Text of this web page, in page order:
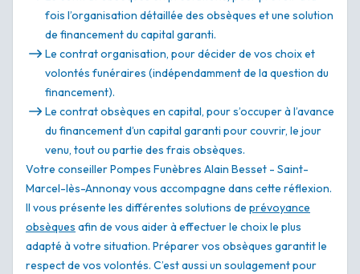
fois l’organisation détaillée des obsèques et une solution
de financement du capital garanti.
Le contrat organisation, pour décider de vos choix et
volontés funéraires (indépendamment de la question du
financement).
Le contrat obsèques en capital, pour s’occuper à l’avance
du financement d’un capital garanti pour couvrir, le jour
venu, tout ou partie des frais obsèques.
Votre conseiller Pompes Funèbres Alain Besset - Saint-
Marcel-lès-Annonay vous accompagne dans cette réflexion.
Il vous présente les différentes solutions de prévoyance
obsèques afin de vous aider à effectuer le choix le plus
adapté à votre situation. Préparer vos obsèques garantit le
respect de vos volontés. C’est aussi un soulagement pour